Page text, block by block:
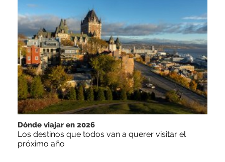
Dónde viajar en 2026
Los destinos que todos van a querer visitar el
próximo año